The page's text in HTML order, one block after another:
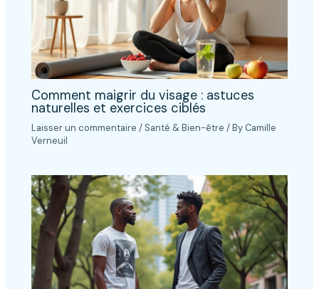
Comment maigrir du visage : astuces
naturelles et exercices ciblés
Laisser un commentaire / Santé & Bien-être / By Camille
Verneuil